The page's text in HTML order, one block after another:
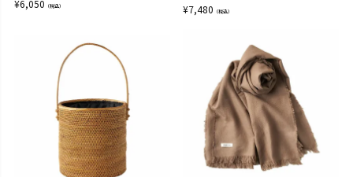
¥6,050 （税込）
¥7,480 （税込）